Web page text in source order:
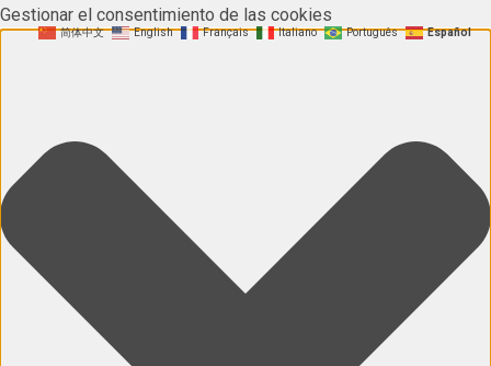
Gestionar el consentimiento de las cookies
简体中文 English Français Italiano Português Español